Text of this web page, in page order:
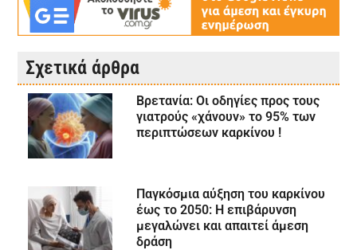
Σχετικά άρθρα
Βρετανία: Οι οδηγίες προς τους
γιατρούς «χάνουν» το 95% των
περιπτώσεων καρκίνου !
Παγκόσμια αύξηση του καρκίνου
έως το 2050: Η επιβάρυνση
μεγαλώνει και απαιτεί άμεση
δράση